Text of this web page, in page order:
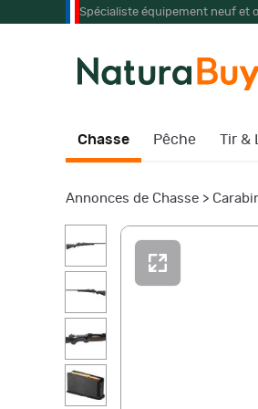
Spécialiste équipement neuf et
Chasse Pêche Tir &
Annonces de Chasse >